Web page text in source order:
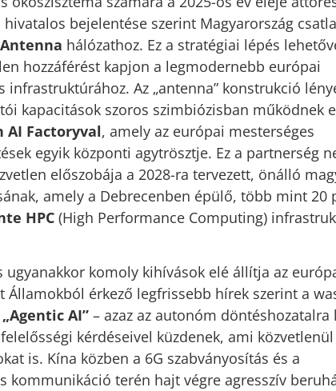
hivatalos bejelentése szerint Magyarország
hálózathoz. Ez a stratégiai lépés
hozzáférést kapjon a legmodernebb európai
infrastruktúrához. Az „antenna” konstrukció
kapacitások szoros szimbiózisban működnek
AI Factoryval, amely az európai mesterséges
egyik központi agytrösztje. Ez a partnerség
előszobája a 2028-ra tervezett, önálló
amely a Debrecenben épülő, több mint 20
HPC(High Performance Computing)
ugyanakkor komoly kihívások elé állítja az
Államokból érkező legfrissebb hírek szerint a
„Agentic AI”– azaz az autonóm döntéshozatalra
kérdéseivel küzdenek, ami
is. Kína közben a 6G szabványosítás és a
kommunikáció terén hajt végre agresszív